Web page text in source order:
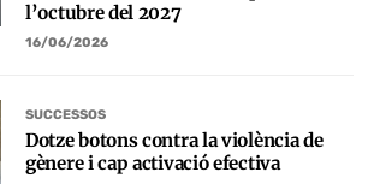
l’octubre del 2027
16/06/2026
SUCCESSOS
Dotze botons contra la violència de
gènere i cap activació efectiva